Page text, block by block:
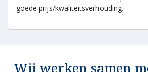
goede prijs/kwaliteitsverhouding.
Wij werken samen